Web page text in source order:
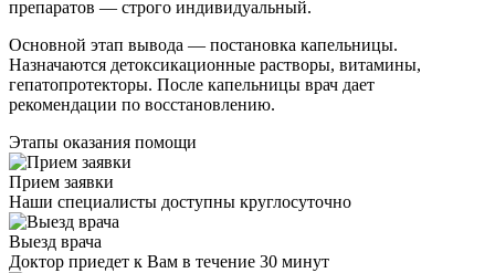
препаратов — строго индивидуальный.
Основной этап вывода — постановка капельницы.
Назначаются детоксикационные растворы, витамины,
гепатопротекторы. После капельницы врач дает
рекомендации по восстановлению.
Этапы оказания помощи
Прием заявки
Наши специалисты доступны круглосуточно
Выезд врача
Доктор приедет к Вам в течение 30 минут